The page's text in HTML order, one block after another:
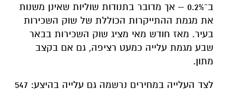
ב־0.2% – אך מדובר בתנודות שוליות שאינן משנות
את מגמת ההתייקרות הכוללת של שוק השכירות
בעיר. מאז חודש מאי מציג שוק השכירות בבאר
שבע מגמת עלייה כמעט רציפה, גם אם בקצב
מתון.
לצד העלייה במחירים נרשמה גם עלייה בהיצע: 547